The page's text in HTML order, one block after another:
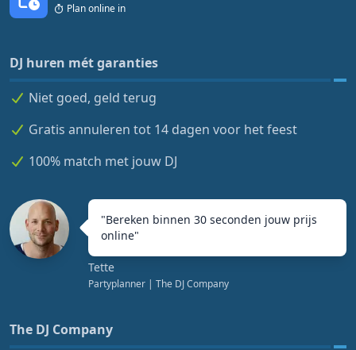
Plan online in
DJ huren mét garanties
Niet goed, geld terug
Gratis annuleren tot 14 dagen voor het feest
100% match met jouw DJ
"Bereken binnen 30 seconden jouw prijs
online"
Tette
Partyplanner | The DJ Company
The DJ Company